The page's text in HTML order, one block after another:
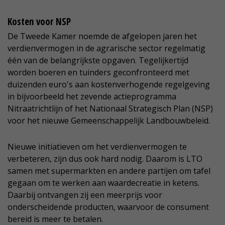
Kosten voor NSP
De Tweede Kamer noemde de afgelopen jaren het
verdienvermogen in de agrarische sector regelmatig
één van de belangrijkste opgaven. Tegelijkertijd
worden boeren en tuinders geconfronteerd met
duizenden euro's aan kostenverhogende regelgeving
in bijvoorbeeld het zevende actieprogramma
Nitraatrichtlijn of het Nationaal Strategisch Plan (NSP)
voor het nieuwe Gemeenschappelijk Landbouwbeleid.
Nieuwe initiatieven om het verdienvermogen te
verbeteren, zijn dus ook hard nodig. Daarom is LTO
samen met supermarkten en andere partijen om tafel
gegaan om te werken aan waardecreatie in ketens.
Daarbij ontvangen zij een meerprijs voor
onderscheidende producten, waarvoor de consument
bereid is meer te betalen.